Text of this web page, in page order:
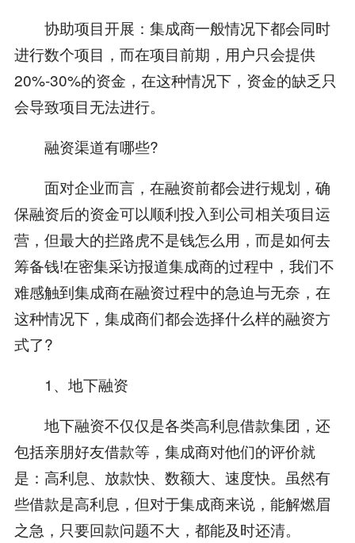
协助项目开展：集成商一般情况下都会同时
进行数个项目，而在项目前期，用户只会提供
20%-30%的资金，在这种情况下，资金的缺乏只
会导致项目无法进行。
融资渠道有哪些?
面对企业而言，在融资前都会进行规划，确
保融资后的资金可以顺利投入到公司相关项目运
营，但最大的拦路虎不是钱怎么用，而是如何去
筹备钱!在密集采访报道集成商的过程中，我们不
难感触到集成商在融资过程中的急迫与无奈，在
这种情况下，集成商们都会选择什么样的融资方
式了?
1、地下融资
地下融资不仅仅是各类高利息借款集团，还
包括亲朋好友借款等，集成商对他们的评价就
是：高利息、放款快、数额大、速度快。虽然有
些借款是高利息，但对于集成商来说，能解燃眉
之急，只要回款问题不大，都能及时还清。